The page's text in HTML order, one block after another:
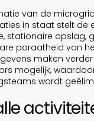
van de
in staat stelt
stationaire opslag,
paraatheid van
maken
mogelijk,
wordt